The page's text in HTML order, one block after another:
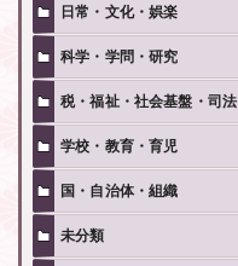
日常・文化・娯楽
科学・学問・研究
税・福祉・社会基盤・司法
学校・教育・育児
国・自治体・組織
未分類